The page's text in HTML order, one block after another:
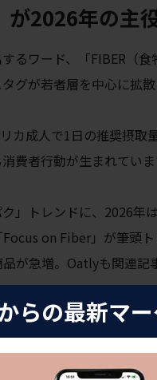
らの最新マ
2026年の主
るワード、「FIBER（
グが若者層を中心に拡散
カ成人で1日の推奨摂
費者行動が生まれていま
」トレンドに、2026年
on Fiber」が筆頭
が急増。Oatlyも関連
ゃくです。日本では馴
また、
別記事で詳しく